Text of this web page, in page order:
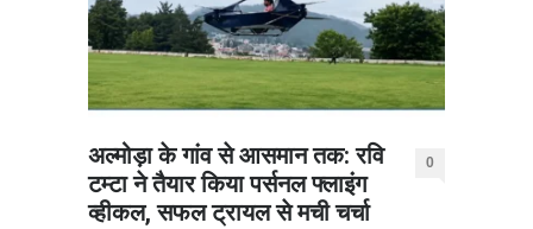
अल्मोड़ा के गांव से आसमान तक: रवि
टम्टा ने तैयार किया पर्सनल फ्लाइंग
व्हीकल, सफल ट्रायल से मची चर्चा
0